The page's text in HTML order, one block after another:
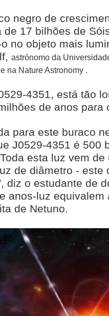
negro de
de 17 bilhões de
no objeto mais
astrónomo da
na Nature Astronomy .
4351, está tão
de anos para
para este buraco
J0529-4351 é 500
esta luz vem
de diâmetro - este
diz o estudante de
anos-luz
de Netuno.